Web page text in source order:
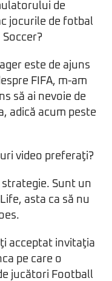
de
jocurile de fotbal
este de ajuns
FIFA, m-am
să ai nevoie de
adică acum peste
video preferaţi?
Sunt un
asta ca să nu
acceptat invitaţia
pe care o
jucători Football